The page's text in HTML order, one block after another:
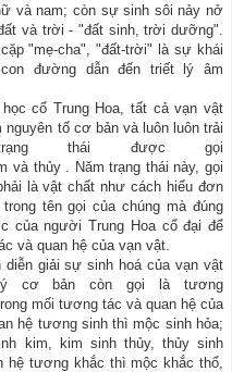
và nam; còn sự sinh sôi nảy nở
và trời - "đất sinh, trời dưỡng".
"mẹ-cha", "đất-trời" là sự khái
đường dẫn đến triết lý âm
học cổ Trung Hoa, tất cả vạn vật
nguyên tố cơ bản và luôn luôn trải
thái được gọi
và thủy . Năm trạng thái này, gọi
là vật chất như cách hiểu đơn
tên gọi của chúng mà đúng
của người Trung Hoa cổ đại để
và quan hệ của vạn vật.
diễn giải sự sinh hoá của vạn vật
cơ bản còn gọi là tương
mối tương tác và quan hệ của
hệ tương sinh thì mộc sinh hỏa;
kim, kim sinh thủy, thủy sinh
hệ tương khắc thì mộc khắc thổ,